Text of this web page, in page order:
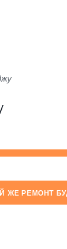
ЖЕ РЕМОНТ